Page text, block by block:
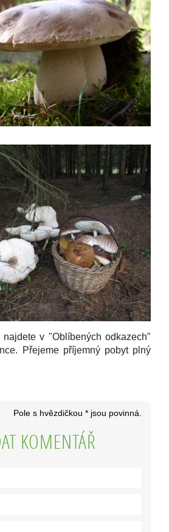
v "Oblíbených odkazech"
Přejeme příjemný pobyt plný
Pole s hvězdičkou * jsou povinná.
KOMENTÁŘ